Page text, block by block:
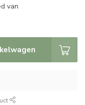
van